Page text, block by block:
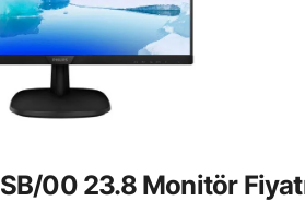
00 23.8 Monitör